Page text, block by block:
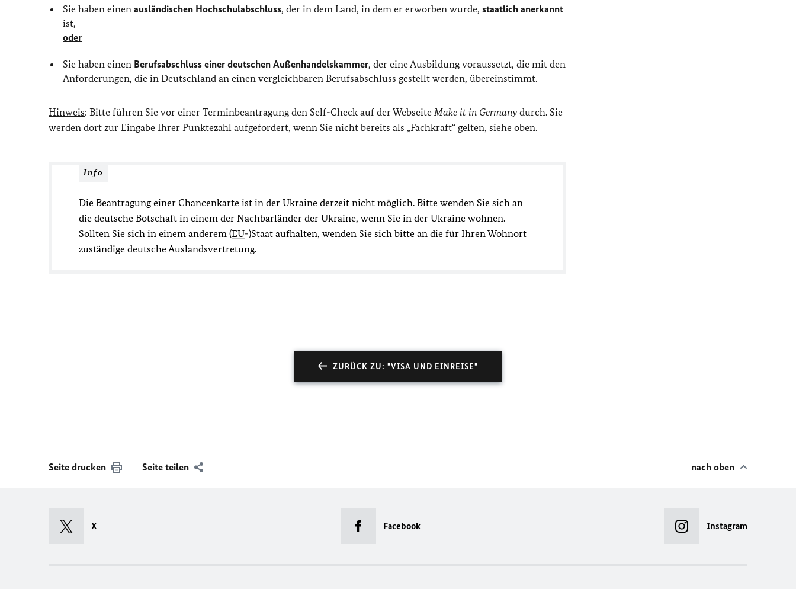
Sie haben einenausländischen Hochschulabschluss, der in dem Land, in dem er erworben wurde,staatlich anerkannt
ist,
oder
Sie haben einen Berufsabschluss einer deutschen Außenhandelskammer, der eine Ausbildung voraussetzt, die mit den
Anforderungen, die in Deutschland an einen vergleichbaren Berufsabschluss gestellt werden, übereinstimmt.
Hinweis: Bitte führen Sie vor einer Terminbeantragung den Self-Check auf der Webseite Make it in Germany durch. Sie
werden dort zur Eingabe Ihrer Punktezahl aufgefordert, wenn Sie nicht bereits als „Fachkraft“ gelten, siehe oben.
Info
Die Beantragung einer Chancenkarte ist in der Ukraine derzeit nicht möglich. Bitte wenden Sie sich an
die deutsche Botschaft in einem der Nachbarländer der Ukraine, wenn Sie in der Ukraine wohnen.
Sollten Sie sich in einem anderem (EU-)Staat aufhalten, wenden Sie sich bitte an die für Ihren Wohnort
zuständige deutsche Auslandsvertretung.
ZURÜCK ZU: "VISA UND EINREISE"
Seite drucken Seite teilen nach oben
X Facebook Instagram